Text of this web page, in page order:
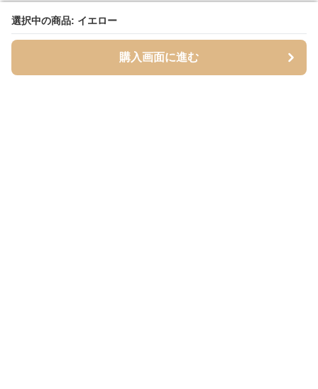
選択中の商品: イエロー
購入画面に進む
選択中の商品: イエロー
購入画面に進む